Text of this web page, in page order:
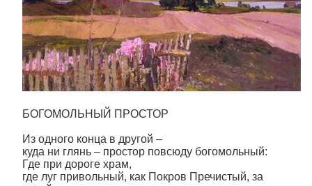
БОГОМОЛЬНЫЙ ПРОСТОР
Из одного конца в другой –
куда ни глянь – простор повсюду богомольный:
Где при дороге храм,
где луг привольный, как Покров Пречистый, за